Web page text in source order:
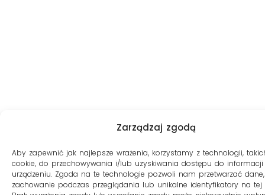
Zarządzaj zgodą
Aby zapewnić jak najlepsze wrażenia, korzystamy z technologii,
cookie, do przechowywania i/lub uzyskiwania dostępu do
urządzeniu. Zgoda na te technologie pozwoli nam przetwarzać
zachowanie podczas przeglądania lub unikalne identyfikatory na tej